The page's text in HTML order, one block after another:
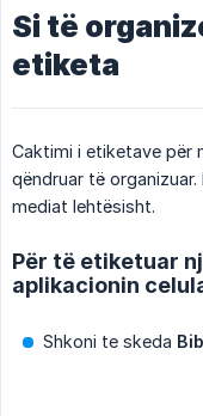
Si të
etiketa
Caktimi i etiketave për
qëndruar të organizuar.
mediat lehtësisht.
Për të etiketuar
aplikacionin
Shkoni te skeda